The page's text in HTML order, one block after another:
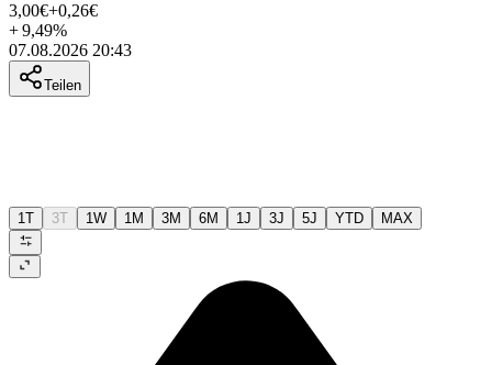
3,00€+0,26€
+9,49%
07.08.2026 20:43
Teilen
1T 3T 1W 1M 3M 6M 1J 3J 5J YTD MAX